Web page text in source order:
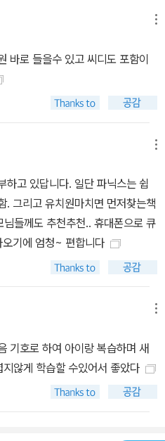
바로 들을수 있고 씨디도 포함이
고 있답니다. 일단 파닉스는 쉽
. 그리고 유치원마치면 먼저찾는책
들께도 추천추천.. 휴대폰으로 큐
기에 엄청~ 편합니다
기호로 하여 아이랑 복습하며 새
않게 학습할 수있어서 좋았다